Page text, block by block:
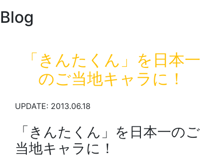
Blog
「きんたくん」を日本一
のご当地キャラに！
UPDATE: 2013.06.18
「きんたくん」を日本一のご
当地キャラに！